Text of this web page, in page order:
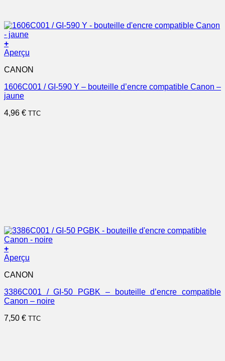
+
Aperçu
CANON
1606C001 / GI-590 Y – bouteille d’encre compatible Canon –
jaune
4,96 € TTC
+
Aperçu
CANON
3386C001 / GI-50 PGBK – bouteille d’encre compatible
Canon – noire
7,50 € TTC